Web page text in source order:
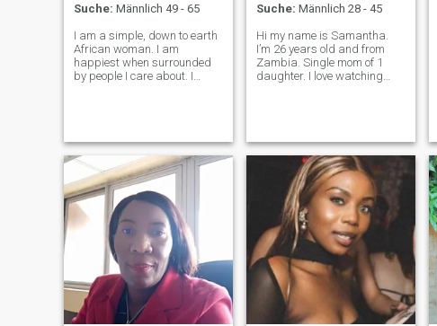
Suche: Männlich 49 - 65
I am a simple, down to earth
African woman. I am
happiest when surrounded
by people I care about. I
have no intentions please sta
Suche: Männlich 28 - 45
Hi my name is Samantha.
I’m 26 years old and from
Zambia. Single mom of 1
daughter. I love watching
and Environment. i also have
a smal